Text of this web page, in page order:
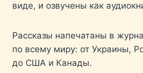
виде, и озвучены как
Рассказы напечатаны в
по всему миру: от Украины,
до США и Канады.